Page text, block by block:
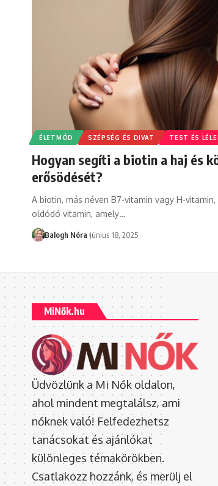
ÉLETMÓD SZÉPSÉG ÉS DIVAT TEST ÉS
Hogyan segíti a biotin a haj és
erősödését?
A biotin, más néven B7-vitamin vagy H-vitamin,
oldódó vitamin, amely…
Balogh Nóra június 18, 2025
MiNők.hu
Üdvözlünk a Mi Nők oldalon,
ahol mindent megtalálsz, ami
nőknek való! Felfedezhetsz
tanácsokat és ajánlókat
különleges témakörökben.
Csatlakozz hozzánk, és merülj el